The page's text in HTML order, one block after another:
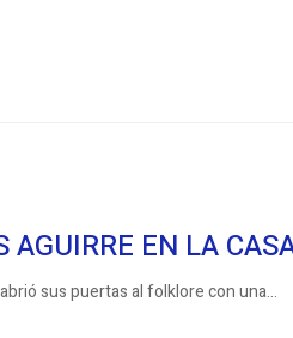
EN LA
sus puertas al folklore con una...